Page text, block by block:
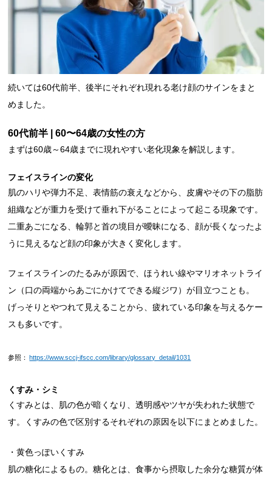
続いては60代前半、後半にそれぞれ現れる老け顔のサインをまと
めました。
60代前半 | 60〜64歳の女性の方
まずは60歳～64歳までに現れやすい老化現象を解説します。
フェイスラインの変化
肌のハリや弾力不足、表情筋の衰えなどから、皮膚やその下の脂肪
組織などが重力を受けて垂れ下がることによって起こる現象です。
二重あごになる、輪郭と首の境目が曖昧になる、顔が長くなったよ
うに見えるなど顔の印象が大きく変化します。
フェイスラインのたるみが原因で、ほうれい線やマリオネットライ
ン（口の両端からあごにかけてできる縦ジワ）が目立つことも。
げっそりとやつれて見えることから、疲れている印象を与えるケー
スも多いです。
参照： https://www.sccj-ifscc.com/library/glossary_detail/1031
くすみ・シミ
くすみとは、肌の色が暗くなり、透明感やツヤが失われた状態で
す。くすみの色で区別するそれぞれの原因を以下にまとめました。
・黄色っぽいくすみ
肌の糖化によるもの。糖化とは、食事から摂取した余分な糖質が体